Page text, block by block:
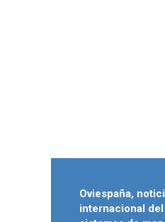
Oviespaña,
internacional